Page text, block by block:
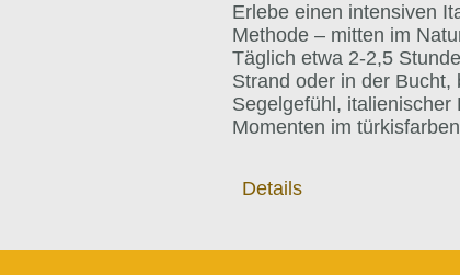
Erlebe einen intensiven
Methode – mitten im
Täglich etwa 2-2,5
Strand oder in der Bucht,
Segelgefühl, italienischer
Momenten im
Details